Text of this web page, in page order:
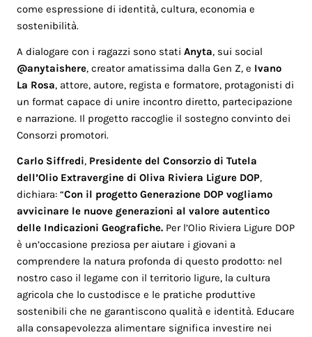
come espressione di identità, cultura, economia e
sostenibilità.
A dialogare con i ragazzi sono statiAnyta, sui social
@anytaishere, creator amatissima dalla Gen Z, e Ivano
La Rosa, attore, autore, regista e formatore, protagonisti di
un format capace di unire incontro diretto, partecipazione
e narrazione. Il progetto raccoglie il sostegno convinto dei
Consorzi promotori.
Carlo Siffredi, Presidente del Consorzio di Tutela
dell’Olio Extravergine di Oliva Riviera Ligure DOP,
dichiara: “Con il progetto Generazione DOP vogliamo
avvicinare le nuove generazioni al valore autentico
delle Indicazioni Geografiche. Per l’Olio Riviera Ligure DOP
è un’occasione preziosa per aiutare i giovani a
comprendere la natura profonda di questo prodotto: nel
nostro caso il legame con il territorio ligure, la cultura
agricola che lo custodisce e le pratiche produttive
sostenibili che ne garantiscono qualità e identità. Educare
alla consapevolezza alimentare significa investire nei